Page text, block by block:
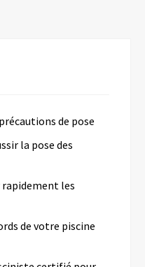
de pose
la pose des
les
de votre piscine